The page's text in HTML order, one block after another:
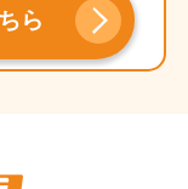
ら